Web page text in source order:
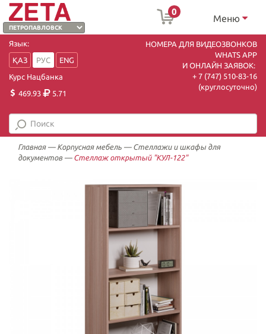
0
Меню
Язык:
ҚАЗ
РУС
ENG
Курс Нацбанка
469.93
5.71
НОМЕРА ДЛЯ ВИДЕОЗВОНКОВ
WHATS APP
И ОНЛАЙН ЗАЯВОК:
+ 7 (747) 510-83-16
(круглосуточно)
Главная— Корпусная мебель — Стеллажи и шкафы для
документов — Стеллаж открытый "КУЛ-122"